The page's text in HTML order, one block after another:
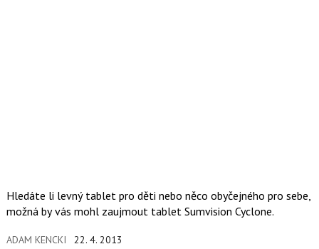
Hledáte li levný tablet pro děti nebo něco obyčejného pro sebe,
možná by vás mohl zaujmout tablet Sumvision Cyclone.
ADAM KENCKI 22. 4. 2013